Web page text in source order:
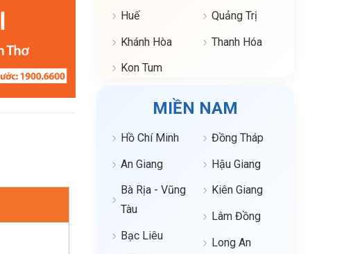
Huế
Khánh Hòa
Kon Tum
Quảng Trị
Thanh Hóa
MIỀN NAM
Hồ Chí Minh
An Giang
Bà Rịa - Vũng
Tàu
Bạc Liêu
Đồng Tháp
Hậu Giang
Kiên Giang
Lâm Đồng
Long An